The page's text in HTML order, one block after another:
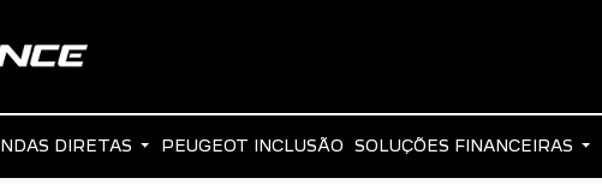
DIRETAS PEUGEOT INCLUSÃO SOLUÇÕES FINANCEIRAS